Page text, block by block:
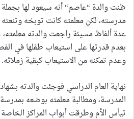
ظنت والدة “عاصم“ أنه سيعود لها
مدرسته، لكن معلمته كانت توبخه
عدة ألفاظ مسيئة راجعت والدته
بعدم قدرتها على استيعاب طفلها في
وعدم تمكنه من الاستيعاب كبقية زملائه.
نهاية العام الدراسي فوجئت والدته
المدرسة، ومطالبة معلمته بوضعه
تيأس الأم وطرقت أبواب المراكز